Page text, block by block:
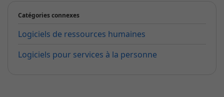
Catégories connexes
Logiciels de ressources humaines
Logiciels pour services à la personne